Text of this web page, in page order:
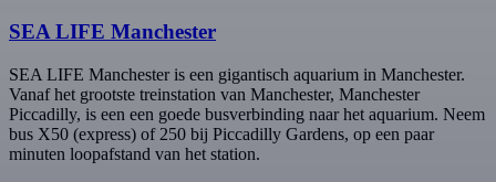
SEA LIFE Manchester
SEA LIFE Manchester is een gigantisch aquarium in Manchester.
Vanaf het grootste treinstation van Manchester, Manchester
Piccadilly, is een een goede busverbinding naar het aquarium. Neem
bus X50 (express) of 250 bij Piccadilly Gardens, op een paar
minuten loopafstand van het station.